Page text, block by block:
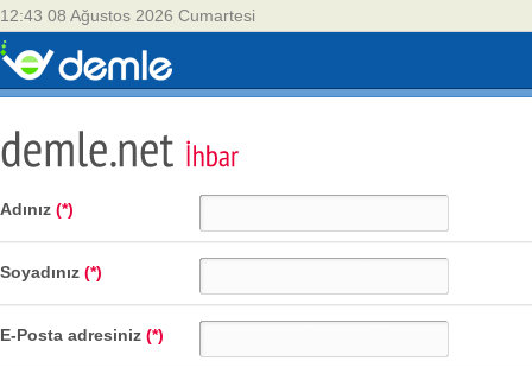
12:43 08 Ağustos 2026 Cumartesi
Adınız (*)
Soyadınız (*)
E-Posta adresiniz (*)